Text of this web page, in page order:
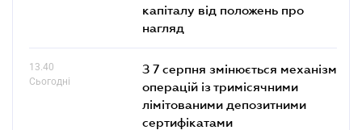
капіталу від положень про
нагляд
13.40
Сьогодні
З 7 серпня змінюється механізм
операцій із тримісячними
лімітованими депозитними
сертифікатами